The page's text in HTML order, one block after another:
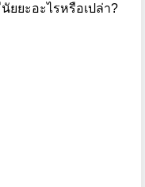
ยยะอะไรหรือเปล่า?